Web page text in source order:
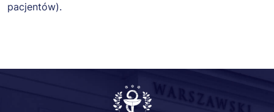
pacjentów).